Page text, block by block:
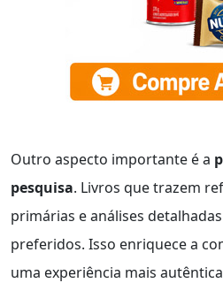
Outro aspecto importante é a
pesquisa. Livros que trazem
primárias e análises
preferidos. Isso enriquece a
uma experiência mais